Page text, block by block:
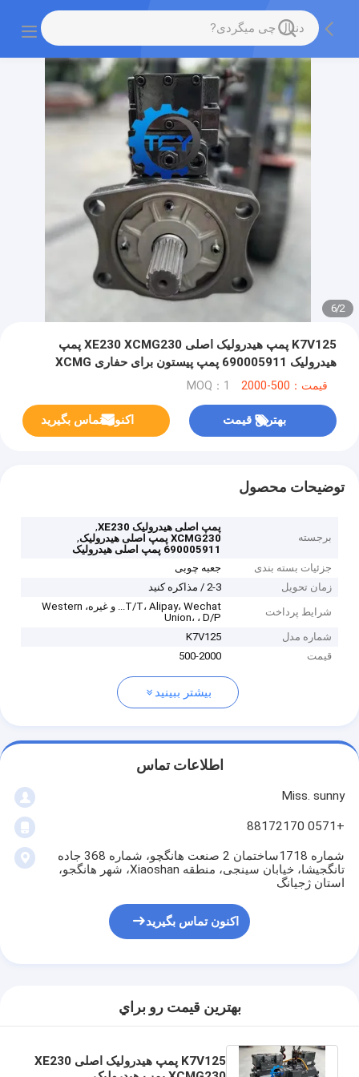
2
/
6
K7V125 پمپ هیدرولیک اصلی XE230 XCMG230 پمپ
هیدرولیک 690005911 پمپ پیستون برای حفاری XCMG
قیمت：500-2000 MOQ：1
بهترین قیمت اکنون تماس بگیرید
توضیحات محصول
برجسته
پمپ اصلی هیدرولیک XE230
,
XCMG230 پمپ اصلی هیدرولیک
,
690005911 پمپ اصلی هیدرولیک
جزئیات بسته بندی
جعبه چوبی
زمان تحویل
2-3 / مذاکره کنید
شرایط پرداخت
T/T، Alipay، Wechat... و غیره، Western
Union، ، D/P
شماره مدل
K7V125
قیمت
500-2000
بیشتر ببینید
اطلاعات تماس
Miss. sunny
+0571 88172170
شماره 1718ساختمان 2 صنعت هانگچو، شماره 368 جاده
تانگجیشا، خیابان سینجی، منطقه Xiaoshan، شهر هانگجو،
استان ژجیانگ
اکنون تماس بگیرید
بهترين قيمت رو براي
K7V125 پمپ هیدرولیک اصلی XE230